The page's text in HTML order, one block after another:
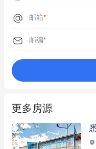
邮箱*
邮编*
更多房源